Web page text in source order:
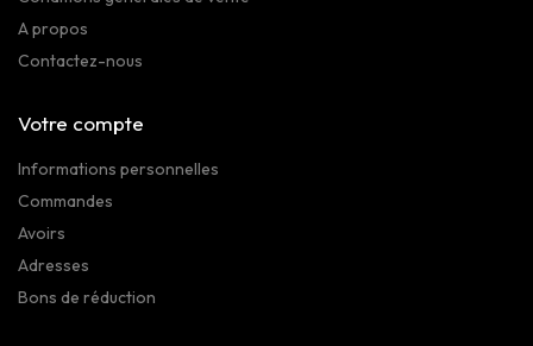
A propos
Contactez-nous
Votre compte
Informations personnelles
Commandes
Avoirs
Adresses
Bons de réduction